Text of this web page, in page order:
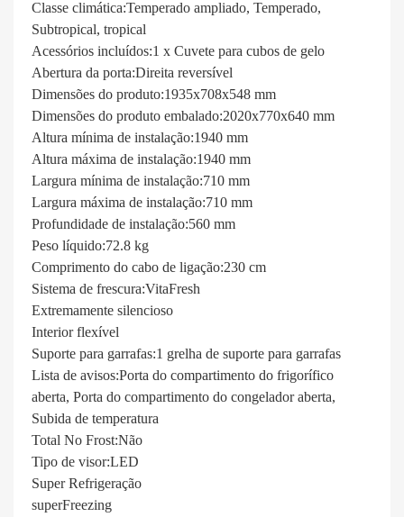
Classe climática:Temperado ampliado, Temperado,
Subtropical, tropical
Acessórios incluídos:1 x Cuvete para cubos de gelo
Abertura da porta:Direita reversível
Dimensões do produto:1935x708x548 mm
Dimensões do produto embalado:2020x770x640 mm
Altura mínima de instalação:1940 mm
Altura máxima de instalação:1940 mm
Largura mínima de instalação:710 mm
Largura máxima de instalação:710 mm
Profundidade de instalação:560 mm
Peso líquido:72.8 kg
Comprimento do cabo de ligação:230 cm
Sistema de frescura:VitaFresh
Extremamente silencioso
Interior flexível
Suporte para garrafas:1 grelha de suporte para garrafas
Lista de avisos:Porta do compartimento do frigorífico
aberta, Porta do compartimento do congelador aberta,
Subida de temperatura
Total No Frost:Não
Tipo de visor:LED
Super Refrigeração
superFreezing